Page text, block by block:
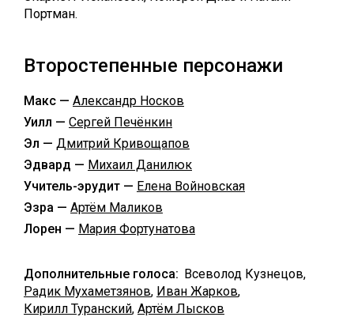
Портман.
Второстепенные персонажи
Макс — Александр Носков
Уилл — Сергей Печёнкин
Эл — Дмитрий Кривощапов
Эдвард — Михаил Данилюк
Учитель-эрудит — Елена Войновская
Эзра — Артём Маликов
Лорен — Мария Фортунатова
Дополнительные голоса: Всеволод Кузнецов,
Радик Мухаметзянов, Иван Жарков,
Кирилл Туранский, Артём Лысков